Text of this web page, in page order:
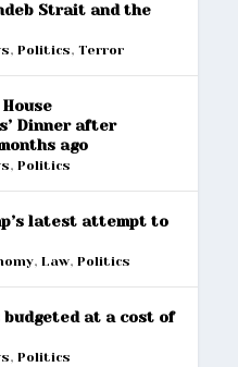
Strait and the
,Politics,Terror
Dinner after
ago
,Politics
latest attempt to
,Law,Politics
budgeted at a cost of
,Politics